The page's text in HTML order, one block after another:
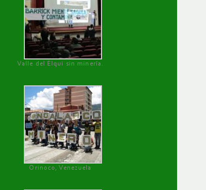
Valle del Elqui sin minería.
Orinoco, Venezuela